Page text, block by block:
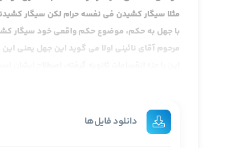
مثلا سیگار کشیدن فی نفسه حرام لکن سیگار
با جهل به حکم، موضوع حکم واقعی خود سیگار
مرحوم آقای نائینی اولا می گوید این جهل یعنی
لحاظ بشود مثلا بیاید بگوید شما مطلقا سیگار
است یا مقید است، این اصطلاحا انقسامات اولیه
دانلود فایل‌ها